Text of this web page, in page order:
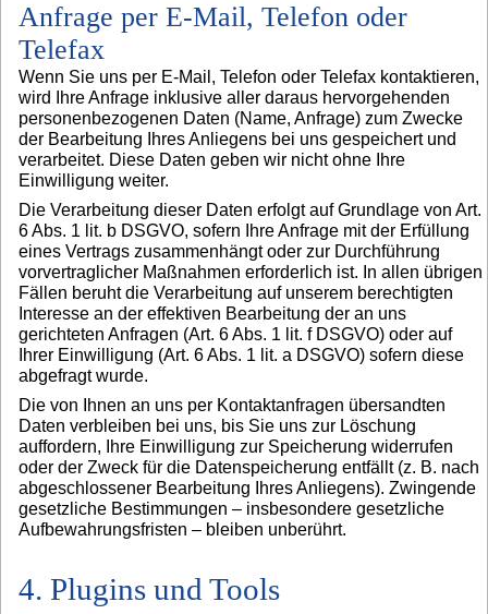
Anfrage per E-Mail, Telefon oder
Telefax
Wenn Sie uns per E-Mail, Telefon oder Telefax kontaktieren,
wird Ihre Anfrage inklusive aller daraus hervorgehenden
personenbezogenen Daten (Name, Anfrage) zum Zwecke
der Bearbeitung Ihres Anliegens bei uns gespeichert und
verarbeitet. Diese Daten geben wir nicht ohne Ihre
Einwilligung weiter.
Die Verarbeitung dieser Daten erfolgt auf Grundlage von Art.
6 Abs. 1 lit. b DSGVO, sofern Ihre Anfrage mit der Erfüllung
eines Vertrags zusammenhängt oder zur Durchführung
vorvertraglicher Maßnahmen erforderlich ist. In allen übrigen
Fällen beruht die Verarbeitung auf unserem berechtigten
Interesse an der effektiven Bearbeitung der an uns
gerichteten Anfragen (Art. 6 Abs. 1 lit. f DSGVO) oder auf
Ihrer Einwilligung (Art. 6 Abs. 1 lit. a DSGVO) sofern diese
abgefragt wurde.
Die von Ihnen an uns per Kontaktanfragen übersandten
Daten verbleiben bei uns, bis Sie uns zur Löschung
auffordern, Ihre Einwilligung zur Speicherung widerrufen
oder der Zweck für die Datenspeicherung entfällt (z. B. nach
abgeschlossener Bearbeitung Ihres Anliegens). Zwingende
gesetzliche Bestimmungen – insbesondere gesetzliche
Aufbewahrungsfristen – bleiben unberührt.
4. Plugins und Tools